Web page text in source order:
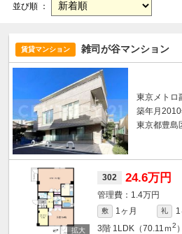
並び順 ：
賃貸マンション 雑司が谷マンション
東京メトロ
築年月
東京都豊島
302 24.6万円
1.4万円
敷 1ヶ月 礼
3階 1LDK（70.11ｍ2 ）